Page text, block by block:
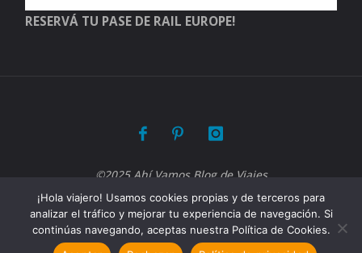
RESERVÁ TU PASE DE RAIL EUROPE!
©2025 Ahí Vamos Blog de Viajes
Funciona conFluida&WordPress.
¡Hola viajero! Usamos cookies propias y de terceros para
analizar el tráfico y mejorar tu experiencia de navegación. Si
continúas navegando, aceptas nuestra Política de Cookies.